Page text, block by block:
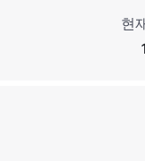
현